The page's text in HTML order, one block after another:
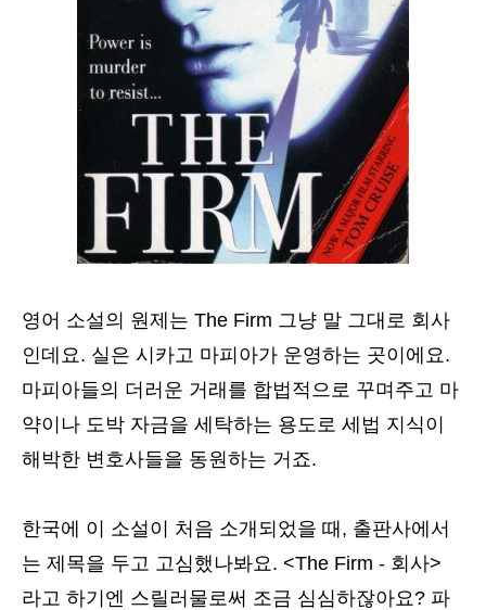
영어 소설의 원제는 The Firm 그냥 말 그대로 회사
인데요. 실은 시카고 마피아가 운영하는 곳이에요.
마피아들의 더러운 거래를 합법적으로 꾸며주고 마
약이나 도박 자금을 세탁하는 용도로 세법 지식이
해박한 변호사들을 동원하는 거죠.
한국에 이 소설이 처음 소개되었을 때, 출판사에서
는 제목을 두고 고심했나봐요. <The Firm - 회사>
라고 하기엔 스릴러물로써 조금 심심하잖아요? 파